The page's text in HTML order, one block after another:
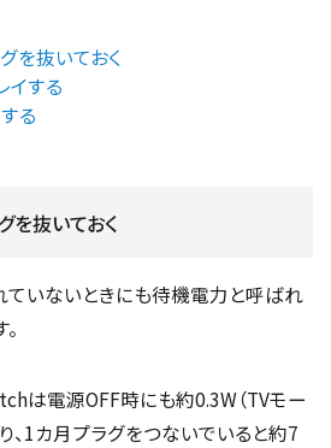
を抜いておく
イする
る
を抜いておく
ていないときにも待機電力と呼ばれ
は電源OFF時にも約0.3W（TVモー
、1カ月プラグをつないでいると約7